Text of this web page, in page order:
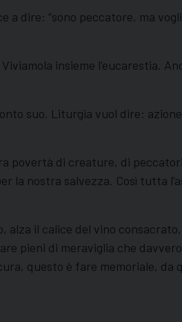
a dire: “sono peccatore, ma
insieme l’eucarestia.
suo. Liturgia vuol dire:
povertà di creature, di
la nostra salvezza. Così tutta
alza il calice del vino
pieni di meraviglia che
questo è fare memoriale, da